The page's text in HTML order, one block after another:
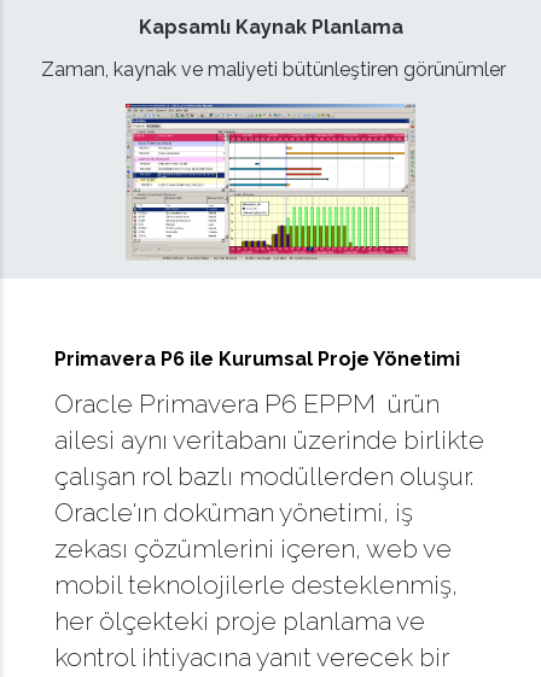
Kapsamlı Kaynak Planlama
Zaman, kaynak ve maliyeti bütünleştiren görünümler
Primavera P6 ile Kurumsal Proje Yönetimi
Oracle Primavera P6 EPPM ürün
ailesi aynı veritabanı üzerinde birlikte
çalışan rol bazlı modüllerden oluşur.
Oracle'ın doküman yönetimi, iş
zekası çözümlerini içeren, web ve
mobil teknolojilerle desteklenmiş,
her ölçekteki proje planlama ve
kontrol ihtiyacına yanıt verecek bir